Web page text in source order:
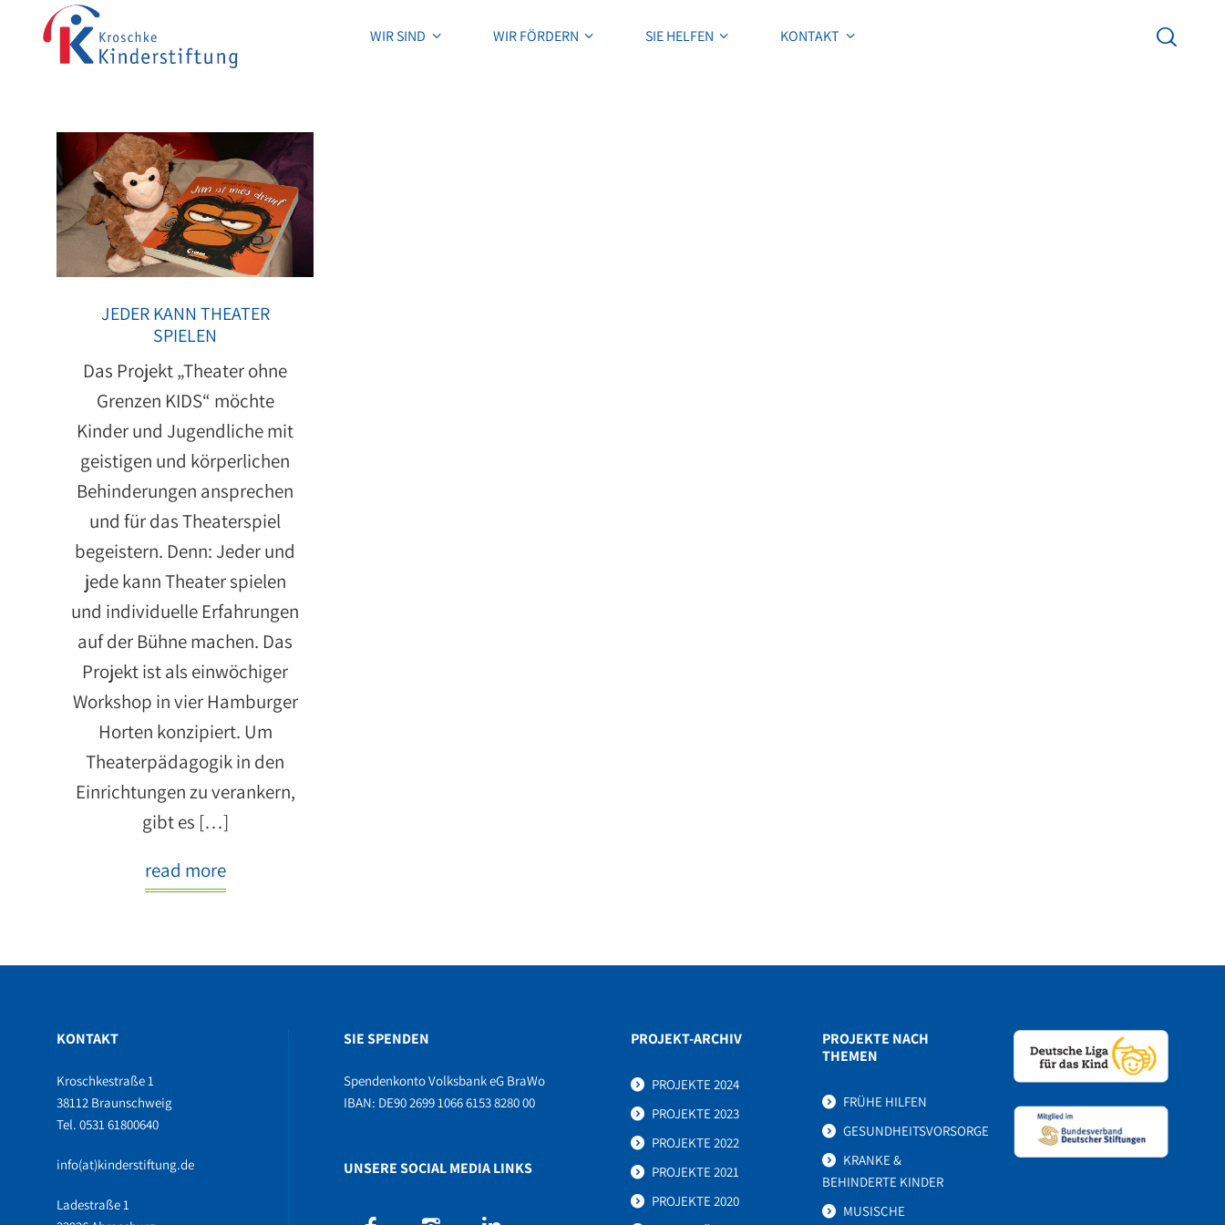
WIR SIND WIR FÖRDERN SIE HELFEN KONTAKT
WIR SIND WIR FÖRDERN SIE HELFEN KONTAKT
JEDER KANN THEATER
SPIELEN
Das Projekt „Theater ohne
Grenzen KIDS“ möchte
Kinder und Jugendliche mit
geistigen und körperlichen
Behinderungen ansprechen
und für das Theaterspiel
begeistern. Denn: Jeder und
jede kann Theater spielen
und individuelle Erfahrungen
auf der Bühne machen. Das
Projekt ist als einwöchiger
Workshop in vier Hamburger
Horten konzipiert. Um
Theaterpädagogik in den
Einrichtungen zu verankern,
gibt es […]
read more
KONTAKT
Kroschkestraße 1
38112 Braunschweig
Tel. 0531 61800640
info(at)kinderstiftung.de
Ladestraße 1
SIE SPENDEN
Spendenkonto Volksbank eG BraWo
IBAN: DE90 2699 1066 6153 8280 00
UNSERE SOCIAL MEDIA LINKS
PROJEKT-ARCHIV
PROJEKTE 2024
PROJEKTE 2023
PROJEKTE 2022
PROJEKTE 2021
PROJEKTE 2020
PROJEKTE NACH
THEMEN
FRÜHE HILFEN
GESUNDHEITSVORSORGE
KRANKE &
BEHINDERTE KINDER
MUSISCHE